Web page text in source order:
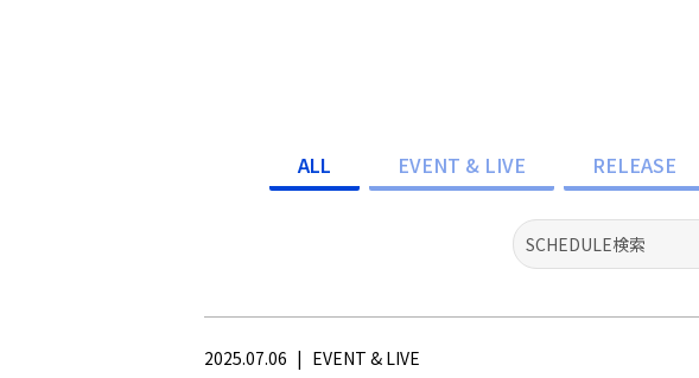
ALL EVENT & LIVE RELEASE
2025.07.06 | EVENT & LIVE